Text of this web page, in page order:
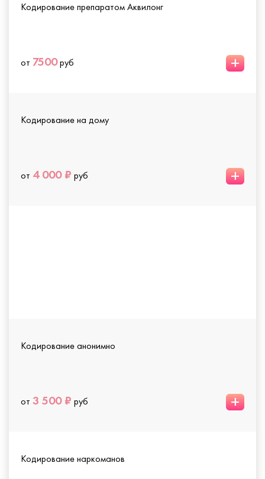
Кодирование препаратом Аквилонг
от 7500руб +
Кодирование на дому
от 4 000 ₽ руб +
Кодирование анонимно
от 3 500 ₽ руб +
Кодирование наркоманов